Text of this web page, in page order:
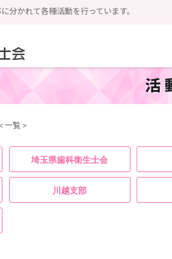
分かれて各種活動を行っています。
活
一覧＞
埼玉県歯科衛生士会
川越支部